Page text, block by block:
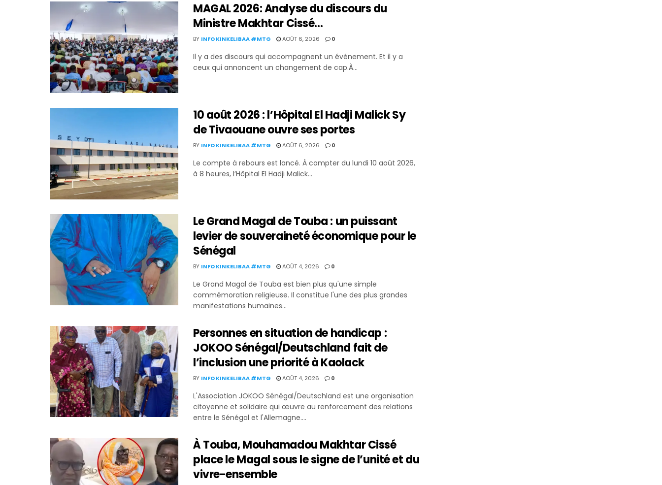
MAGAL 2026: Analyse du discours du
Ministre Makhtar Cissé…
BY INFO KINKELIBAA #MTG AOÛT 6, 2026 0
Il y a des discours qui accompagnent un événement. Et il y a
ceux qui annoncent un changement de cap.À...
10 août 2026 : l’Hôpital El Hadji Malick Sy
de Tivaouane ouvre ses portes
BY INFO KINKELIBAA #MTG AOÛT 6, 2026 0
Le compte à rebours est lancé. À compter du lundi 10 août 2026,
à 8 heures, l’Hôpital El Hadji Malick...
Le Grand Magal de Touba : un puissant
levier de souveraineté économique pour le
Sénégal
BY INFO KINKELIBAA #MTG AOÛT 4, 2026 0
Le Grand Magal de Touba est bien plus qu'une simple
commémoration religieuse. Il constitue l'une des plus grandes
manifestations humaines...
Personnes en situation de handicap :
JOKOO Sénégal/Deutschland fait de
l’inclusion une priorité à Kaolack
BY INFO KINKELIBAA #MTG AOÛT 4, 2026 0
L'Association JOKOO Sénégal/Deutschland est une organisation
citoyenne et solidaire qui œuvre au renforcement des relations
entre le Sénégal et l'Allemagne....
À Touba, Mouhamadou Makhtar Cissé
place le Magal sous le signe de l’unité et du
vivre-ensemble